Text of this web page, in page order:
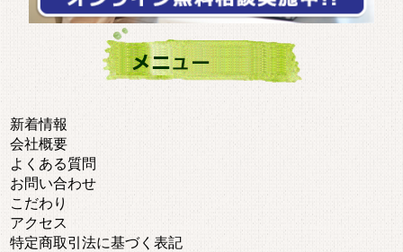
新着情報
会社概要
よくある質問
お問い合わせ
こだわり
アクセス
特定商取引法に基づく表記